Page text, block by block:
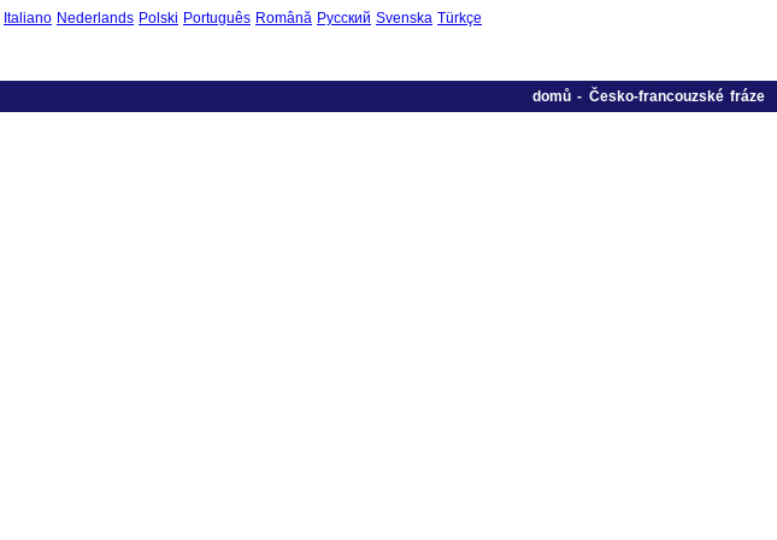
Italiano Nederlands Polski Português Română Русский Svenska Türkçe
domů- Česko-francouzské fráze